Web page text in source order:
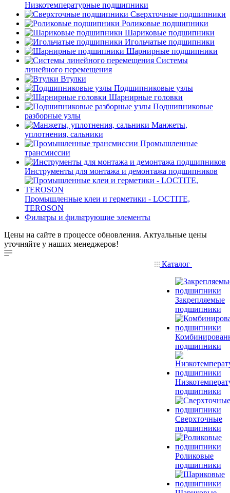
Низкотемпературные подшипники
Сверхточные подшипники
Роликовые подшипники
Шариковые подшипники
Игольчатые подшипники
Шарнирные подшипники
Системы
линейного перемещения
Втулки
Подшипниковые узлы
Шарнирные головки
Подшипниковые
разборные узлы
Манжеты,
уплотнения, сальники
Промышленные
трансмиссии
Инструменты для монтажа и демонтажа подшипников
Промышленные клеи и герметики - LOCTITE,
TEROSON
Фильтры и фильтрующие элементы
Цены на сайте в процессе обновления. Актуальные цены
уточняйте у наших менеджеров!
Каталог
Закрепляемые
подшипники
подшипники
подшипники
Сверхточные
подшипники
Роликовые
подшипники